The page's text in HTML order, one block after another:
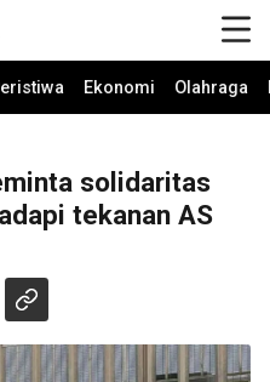
Ekonomi Olahraga
solidaritas
tekanan AS